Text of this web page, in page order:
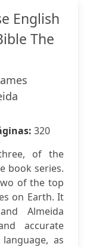
English
The
320
of the
book series.
of the top
on Earth. It
Almeida
accurate
as